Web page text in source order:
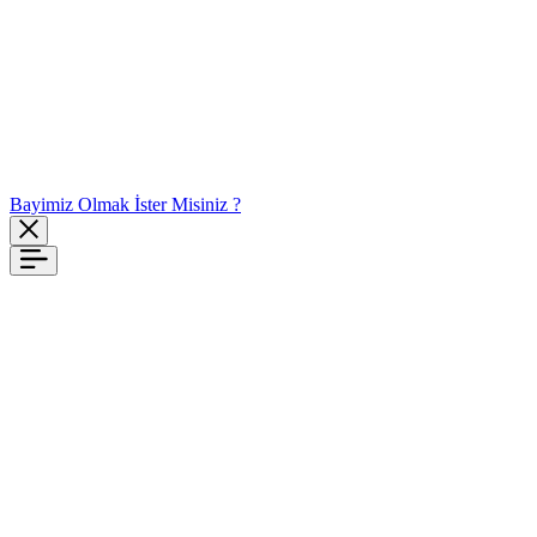
Bayimiz Olmak İster Misiniz ?